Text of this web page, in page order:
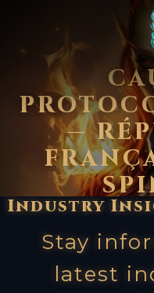
—
Industry
Stay
latest